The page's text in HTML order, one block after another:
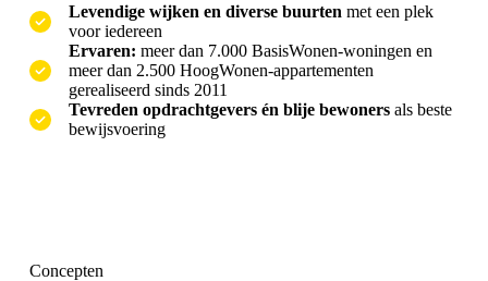
Levendige wijken en diverse buurten met een plek
voor iedereen
Ervaren: meer dan 7.000 BasisWonen-woningen en
meer dan 2.500 HoogWonen-appartementen
gerealiseerd sinds 2011
Tevreden opdrachtgevers én blije bewonersals beste
bewijsvoering
Concepten